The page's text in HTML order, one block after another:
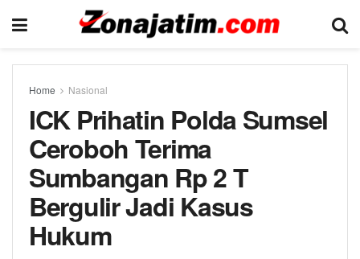
Home Nasional
ICK Prihatin Polda Sumsel
Ceroboh Terima
Sumbangan Rp 2 T
Bergulir Jadi Kasus
Hukum